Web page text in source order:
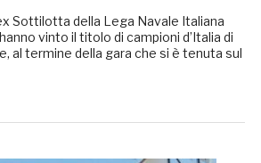
Sottilotta della Lega Navale Italiana
vinto il titolo di campioni d’Italia di
al termine della gara che si è tenuta sul